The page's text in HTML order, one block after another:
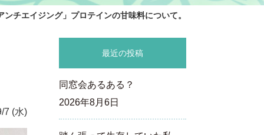
チエイジング」プロテインの甘味料について。
7 (水)
最近の投稿
同窓会あるある？
2026年8月6日